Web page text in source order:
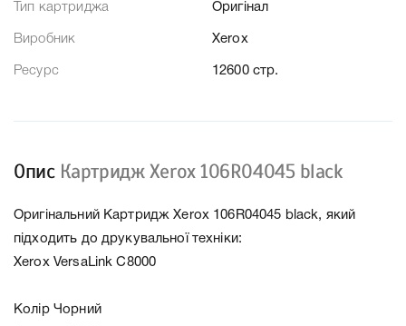
Тип картриджа Оригінал
Виробник Xerox
Ресурс 12600 стр.
Опис Картридж Xerox 106R04045 black
Оригінальний Картридж Xerox 106R04045 black, який
підходить до друкувальної техніки:
Xerox VersaLink C8000
Колір Чорний